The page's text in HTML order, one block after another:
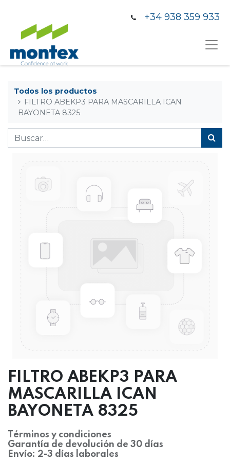
+34 938 359 933
Todos los productos
FILTRO ABEKP3 PARA MASCARILLA ICAN
BAYONETA 8325
FILTRO ABEKP3 PARA
MASCARILLA ICAN
BAYONETA 8325
Términos y condiciones
Garantía de devolución de 30 días
Envío: 2-3 días laborales